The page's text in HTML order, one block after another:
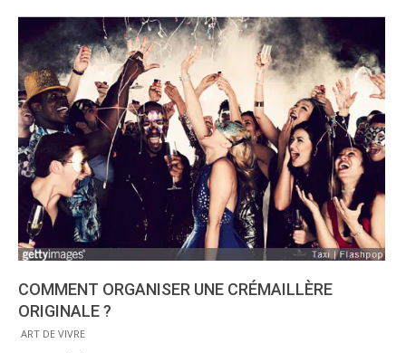
COMMENT ORGANISER UNE CRÉMAILLÈRE
ORIGINALE ?
2017-
ART DE VIVRE